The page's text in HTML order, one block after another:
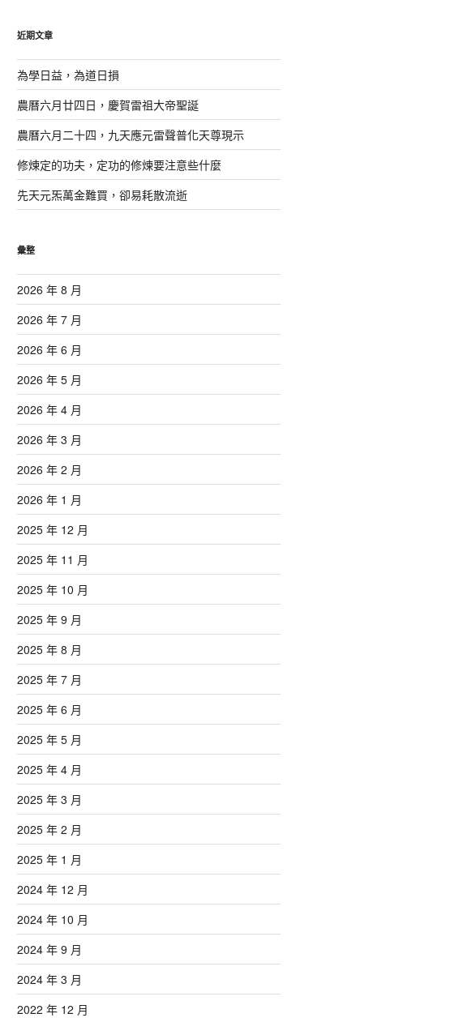
字:
近期文章
為學日益，為道日損
農曆六月廿四日，慶賀雷祖大帝聖誕
農曆六月二十四，九天應元雷聲普化天尊現示
修煉定的功夫，定功的修煉要注意些什麼
先天元炁萬金難買，卻易耗散流逝
彙整
2026 年 8 月
2026 年 7 月
2026 年 6 月
2026 年 5 月
2026 年 4 月
2026 年 3 月
2026 年 2 月
2026 年 1 月
2025 年 12 月
2025 年 11 月
2025 年 10 月
2025 年 9 月
2025 年 8 月
2025 年 7 月
2025 年 6 月
2025 年 5 月
2025 年 4 月
2025 年 3 月
2025 年 2 月
2025 年 1 月
2024 年 12 月
2024 年 10 月
2024 年 9 月
2024 年 3 月
2022 年 12 月